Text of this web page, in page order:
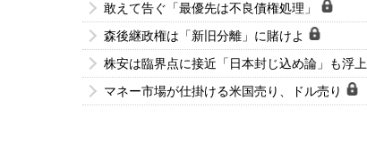
敢えて告ぐ「最優先は不良債権処理」
森後継政権は「新旧分離」に賭けよ
株安は臨界点に接近「日本封じ込め論」も浮上
マネー市場が仕掛ける米国売り、ドル売り